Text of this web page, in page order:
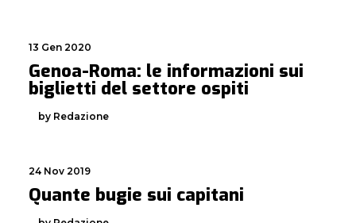
13 Gen 2020
Genoa-Roma: le informazioni sui
biglietti del settore ospiti
by Redazione
24 Nov 2019
Quante bugie sui capitani